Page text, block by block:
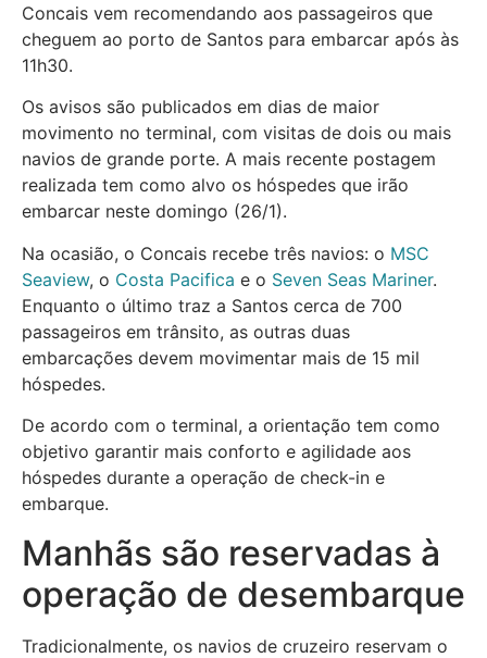
Concais vem recomendando aos passageiros que
cheguem ao porto de Santos para embarcar após às
11h30.
Os avisos são publicados em dias de maior
movimento no terminal, com visitas de dois ou mais
navios de grande porte. A mais recente postagem
realizada tem como alvo os hóspedes que irão
embarcar neste domingo (26/1).
Na ocasião, o Concais recebe três navios: o MSC
Seaview, o Costa Pacifica e o Seven Seas Mariner.
Enquanto o último traz a Santos cerca de 700
passageiros em trânsito, as outras duas
embarcações devem movimentar mais de 15 mil
hóspedes.
De acordo com o terminal, a orientação tem como
objetivo garantir mais conforto e agilidade aos
hóspedes durante a operação de check-in e
embarque.
Manhãs são reservadas à
operação de desembarque
Tradicionalmente, os navios de cruzeiro reservam o